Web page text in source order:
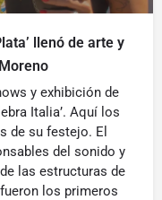
llenó de arte y
y exhibición de
Italia’. Aquí los
de su festejo. El
del sonido y
las estructuras de
los primeros